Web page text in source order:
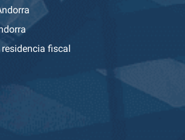
fiscal